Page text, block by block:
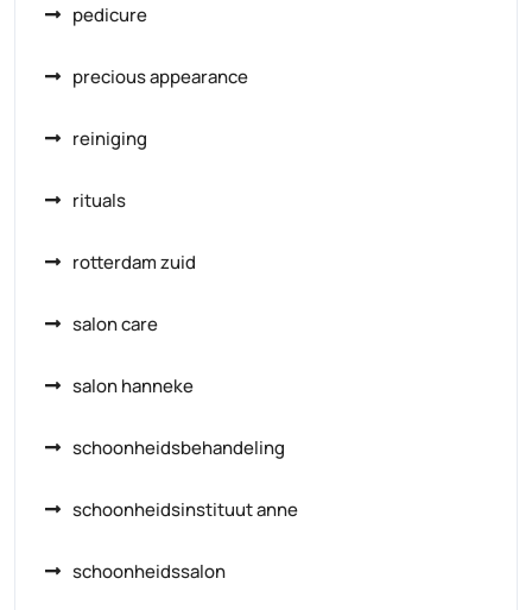
pedicure
precious appearance
reiniging
rituals
rotterdam zuid
salon care
salon hanneke
schoonheidsbehandeling
schoonheidsinstituut anne
schoonheidssalon